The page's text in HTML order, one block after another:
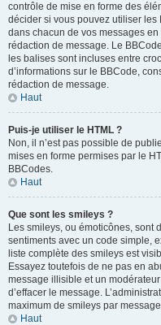
contrôle de mise en forme des
décider si vous pouvez utiliser
dans chacun de vos messages
rédaction de message. Le
les balises sont incluses entre
d’informations sur le BBCode,
rédaction de message.
Haut
Puis-je utiliser le HTML ?
Non, il n’est pas possible de
mises en forme permises par le
BBCodes.
Haut
Que sont les smileys ?
Les smileys, ou émoticônes, sont
sentiments avec un code simple,
liste complète des smileys est
Essayez toutefois de ne pas en
message illisible et un
d’effacer le message.
maximum de smileys par
Haut